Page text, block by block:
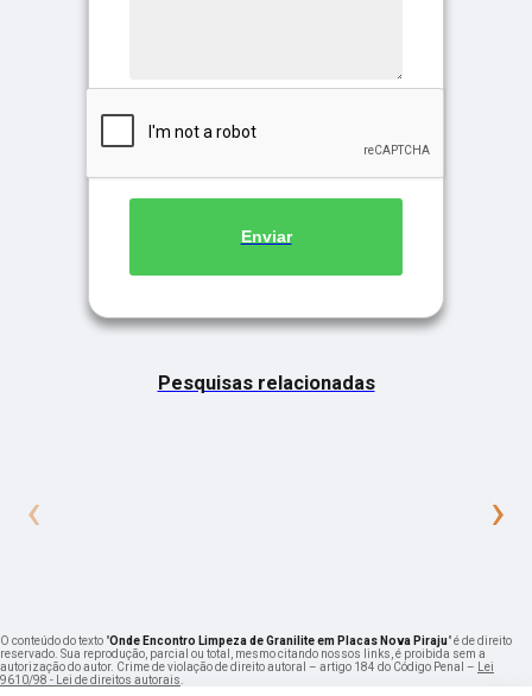
Enviar
Pesquisas relacionadas
‹ ›
O conteúdo do texto "Onde Encontro Limpeza de Granilite em Placas Nova Piraju" é de direito
reservado. Sua reprodução, parcial ou total, mesmo citando nossos links, é proibida sem a
autorização do autor. Crime de violação de direito autoral – artigo 184 do Código Penal –
Lei
9610/98 - Lei de direitos autorais